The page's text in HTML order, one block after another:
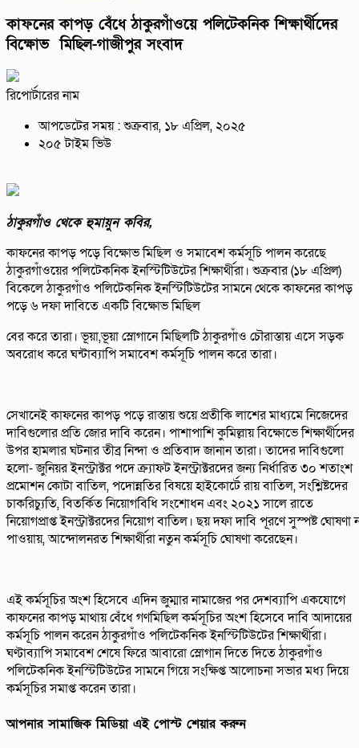
কাফনের কাপড় বেঁধে ঠাকুরগাঁওয়ে পলিটেকনিক শিক্ষার্থীদের
বিক্ষোভ মিছিল-গাজীপুর সংবাদ
রিপোর্টারের নাম
আপডেটের সময় : শুক্রবার, ১৮ এপ্রিল, ২০২৫
২০৫ টাইম ভিউ
ঠাকুরগাঁও থেকে হুমায়ুন কবির,
কাফনের কাপড় পড়ে বিক্ষোভ মিছিল ও সমাবেশ কর্মসূচি পালন করেছে
ঠাকুরগাঁওয়ের পলিটেকনিক ইনস্টিটিউটের শিক্ষার্থীরা। শুক্রবার (১৮ এপ্রিল)
বিকেলে ঠাকুরগাঁও পলিটেকনিক ইনস্টিটিউটের সামনে থেকে কাফনের কাপড়
পড়ে ৬ দফা দাবিতে একটি বিক্ষোভ মিছিল
বের করে তারা। ভূয়া,ভূয়া স্লোগানে মিছিলটি ঠাকুরগাঁও চৌরাস্তায় এসে সড়ক
অবরোধ করে ঘন্টাব্যাপি সমাবেশ কর্মসূচি পালন করে তারা।
সেখানেই কাফনের কাপড় পড়ে রাস্তায় শুয়ে প্রতীকি লাশের মাধ্যমে নিজেদের
দাবিগুলোর প্রতি জোর দাবি করেন। পাশাপাশি কুমিল্লায় বিক্ষোভে শিক্ষার্থীদের
উপর হামলার ঘটনার তীব্র নিন্দা ও প্রতিবাদ জানান তারা। তাদের দাবিগুলো
হলো- জুনিয়র ইনস্ট্রাক্টর পদে ক্র্যাফট ইনস্ট্রাক্টরদের জন্য নির্ধারিত ৩০ শতাংশ
প্রমোশন কোটা বাতিল, পদোন্নতির বিষয়ে হাইকোর্টে রায় বাতিল, সংশ্লিষ্টদের
চাকরিচ্যুতি, বিতর্কিত নিয়োগবিধি সংশোধন এবং ২০২১ সালে রাতে
নিয়োগপ্রাপ্ত ইনস্ট্রাক্টরদের নিয়োগ বাতিল। ছয় দফা দাবি পূরণে সুস্পষ্ট ঘোষণা
পাওয়ায়, আন্দোলনরত শিক্ষার্থীরা নতুন কর্মসূচি ঘোষণা করেছেন।
এই কর্মসূচির অংশ হিসেবে এদিন জুম্মার নামাজের পর দেশব্যাপি একযোগে
কাফনের কাপড় মাথায় বেঁধে গণমিছিল কর্মসূচির অংশ হিসেবে দাবি আদায়ের
কর্মসূচি পালন করেন ঠাকুরগাঁও পলিটেকনিক ইনস্টিটিউটের শিক্ষার্থীরা।
ঘণ্টাব্যাপি সমাবেশ শেষে ফিরে আবারো স্লোগান দিতে দিতে ঠাকুরগাঁও
পলিটেকনিক ইনস্টিটিউটের সামনে গিয়ে সংক্ষিপ্ত আলোচনা সভার মধ্য দিয়ে
কর্মসূচির সমাপ্ত করেন তারা।
আপনার সামাজিক মিডিয়া এই পোস্ট শেয়ার করুন